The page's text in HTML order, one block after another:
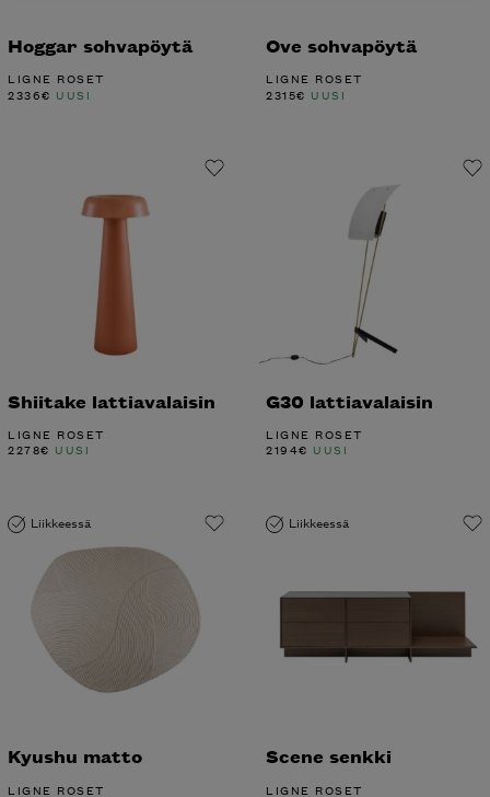
Hoggar sohvapöytä
LIGNE ROSET
2336€ UUSI
Ove sohvapöytä
LIGNE ROSET
2315€ UUSI
Shiitake lattiavalaisin
LIGNE ROSET
2278€ UUSI
G30 lattiavalaisin
LIGNE ROSET
2194€ UUSI
Liikkeessä
Kyushu matto
LIGNE ROSET
Liikkeessä
Scene senkki
LIGNE ROSET